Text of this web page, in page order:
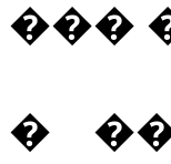
���
�